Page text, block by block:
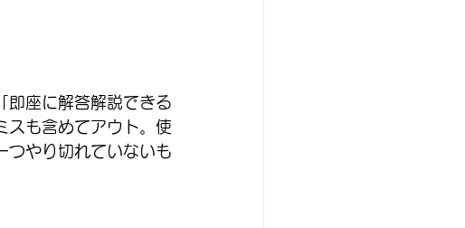
即座に解答解説できる
スも含めてアウト。使
つやり切れていないも